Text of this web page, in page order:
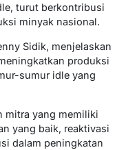
turut berkontribusi
minyak nasional.
Sidik, menjelaskan
produksi
sumur idle yang
mitra yang memiliki
yang baik, reaktivasi
dalam peningkatan